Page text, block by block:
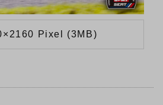
Pixel (3MB)